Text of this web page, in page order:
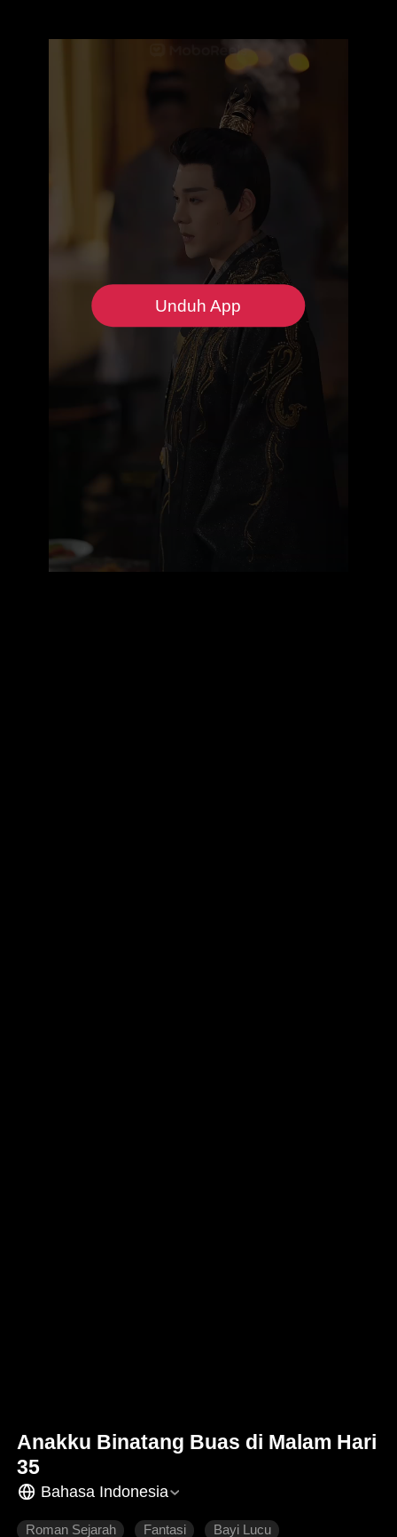
Unduh App
Anakku Binatang Buas di Malam Hari
35
Bahasa Indonesia
Roman Sejarah Fantasi Bayi Lucu